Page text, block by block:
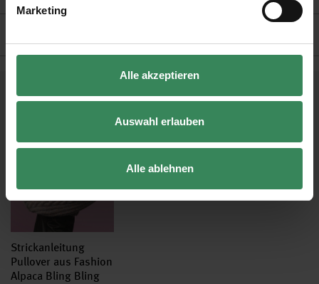
Marketing
Alle akzeptieren
Auswahl erlauben
Alle ablehnen
Kostenlose Anleitungen.
Strickanleitung
Pullover aus Fashion
Alpaca Bling Bling